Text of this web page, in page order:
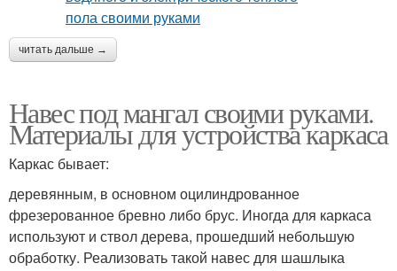
читать дальше →
Навес под мангал своими руками.
Материалы для устройства каркаса
Каркас бывает:
деревянным, в основном оцилиндрованное
фрезерованное бревно либо брус. Иногда для каркаса
используют и ствол дерева, прошедший небольшую
обработку. Реализовать такой навес для шашлыка